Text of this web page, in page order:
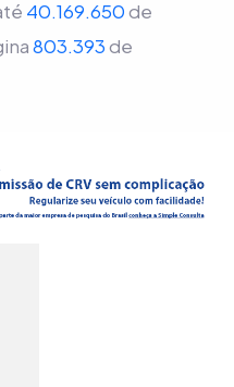
40.169.650de
803.393de